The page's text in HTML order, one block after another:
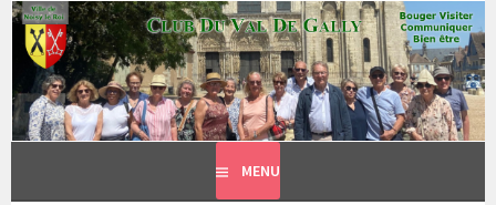
Aller
contenu
principal
CLUB DU VAL DE GALLY
BOUGER, VISITER, COMMUNIQUER = BIEN ÊTRE
MENU